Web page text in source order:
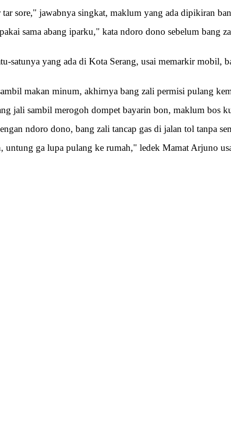
sore," jawabnya singkat, maklum yang ada dipikiran
sama abang iparku," kata ndoro dono sebelum bang
satunya yang ada di Kota Serang, usai memarkir
makan minum, akhirnya bang zali permisi pulang
jali sambil merogoh dompet bayarin bon, maklum bos
ndoro dono, bang zali tancap gas di jalan tol tanpa
untung ga lupa pulang ke rumah," ledek Mamat Arjuno